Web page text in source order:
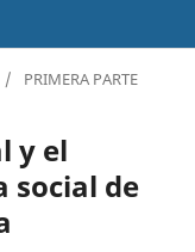
/ PRIMERA PARTE
y el
social de